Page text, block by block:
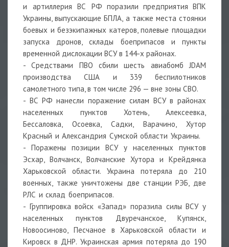
и артиллерия ВС РФ поразили предприятия ВПК
Украины, выпускающие БПЛА, а также места стоянки
боевых и безэкипажных катеров, полевые площадки
запуска дронов, склады боеприпасов и пункты
временной дислокации ВСУ в 144-х районах.
- Средствами ПВО сбили шесть авиабомб JDAM
производства США и 339 беспилотников
самолетного типа, в том числе 296 — вне зоны СВО.
- ВС РФ нанесли поражение силам ВСУ в районах
населенных пунктов Хотень, Алексеевка,
Бессаловка, Осоевка, Садки, Варачино, Хутор
Красный и Александрия Сумской области Украины.
- Поражены позиции ВСУ у населенных пунктов
Эсхар, Волчанск, Волчанские Хутора и Крейдянка
Харьковской области. Украина потеряла до 210
военных, также уничтожены две станции РЭБ, две
РЛС и склад боеприпасов.
- Группировка войск «Запад» поразила силы ВСУ у
населенных пунктов Двуречанское, Купянск,
Новоосиново, Песчаное в Харьковской области и
Кировск в ДНР. Украинская армия потеряла до 190